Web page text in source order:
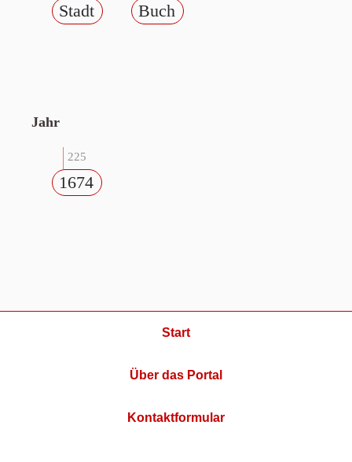
Stadt Buch
Jahr
225
1674
Start
Über das Portal
Kontaktformular